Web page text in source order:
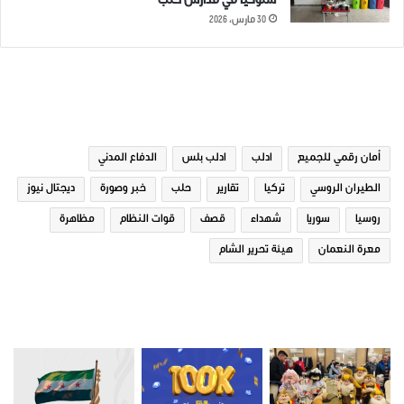
مرتبط
30 مارس، 2026
أمان رقمي للجميع ادلب ادلب بلس الدفاع المدني
الطيران الروسي تركيا تقارير حلب خبر وصورة ديجتال نيوز
روسيا سوريا شهداء قصف قوات النظام مظاهرة
معرة النعمان هيئة تحرير الشام